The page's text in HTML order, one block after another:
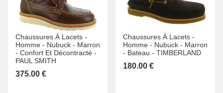
Chaussures À Lacets -
Homme - Nubuck - Marron
- Confort Et Décontracté -
PAUL SMITH
375.00 €
Chaussures À Lacets -
Homme - Nubuck - Marron
- Bateau - TIMBERLAND
180.00 €